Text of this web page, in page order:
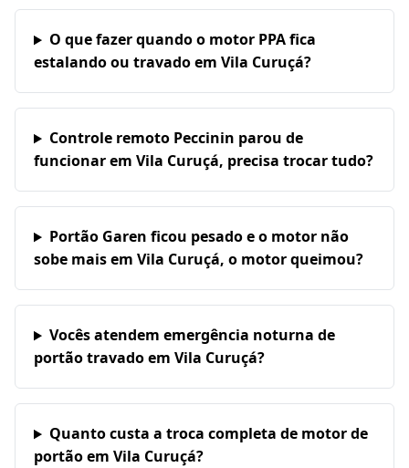
O que fazer quando o motor PPA fica
estalando ou travado em Vila Curuçá?
Controle remoto Peccinin parou de
funcionar em Vila Curuçá, precisa trocar tudo?
Portão Garen ficou pesado e o motor não
sobe mais em Vila Curuçá, o motor queimou?
Vocês atendem emergência noturna de
portão travado em Vila Curuçá?
Quanto custa a troca completa de motor de
portão em Vila Curuçá?